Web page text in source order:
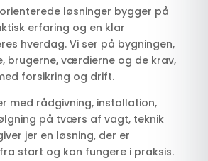
løsninger bygger på
erfaring og en klar
hverdag. Vi ser på bygningen,
brugerne, værdierne og de krav,
forsikring og drift.
med rådgivning, installation,
på tværs af vagt, teknik
jer en løsning, der er
start og kan fungere i praksis.